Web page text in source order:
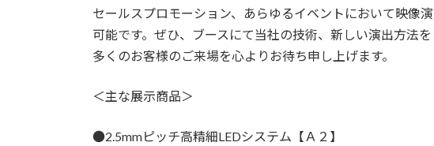
セールスプロモーション、あらゆるイベントにおいて映像
可能です。ぜひ、ブースにて当社の技術、新しい演出方法を
多くのお客様のご来場を心よりお待ち申し上げます。
＜主な展示商品＞
●2.5mmピッチ高精細LEDシステム【Ａ２】